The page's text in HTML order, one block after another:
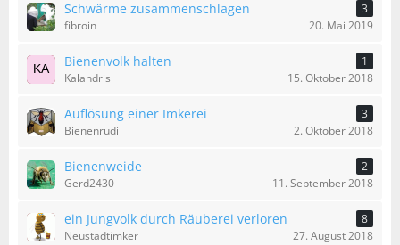
Schwärme zusammenschlagen
3
fibroin
20. Mai 2019
Bienenvolk halten
1
Kalandris
15. Oktober 2018
Auflösung einer Imkerei
3
Bienenrudi
2. Oktober 2018
Bienenweide
2
Gerd2430
11. September 2018
ein Jungvolk durch Räuberei verloren
8
Neustadtimker
27. August 2018